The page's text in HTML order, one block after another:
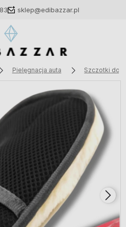
sklep@edibazzar.pl
konto
z naszej aktualnej oferty lub
dodane produkty do listy
sesji.
Pielęgnacja auta Szczotki do